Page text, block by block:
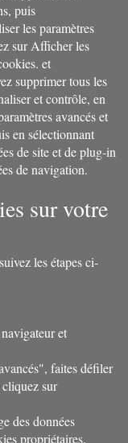
puis
les paramètres
sur Afficher les
et
supprimer tous les
et contrôle, en
avancés et
en sélectionnant
de site et de plug-in
de navigation.
sur votre
les étapes ci-
et
faites défiler
sur
des données
propriétaires,